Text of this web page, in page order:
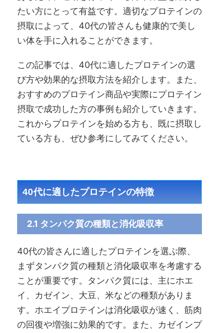
たい方にとって有益です。適切なプロテインの
摂取によって、40代の皆さんも健康的で美し
い体を手に入れることができます。
この記事では、40代に適したプロテインの選
び方や効果的な摂取方法を紹介します。また、
おすすめのプロテイン商品や実際にプロテイン
摂取で成功した方の事例も紹介していきます。
これからプロテインを始める方も、既に摂取し
ている方も、ぜひ参考にしてみてください。
40代に適したプロテインの特徴
2.1 タンパク質の種類と消化吸収率
40代の皆さんに適したプロテインを選ぶ際、
まずタンパク質の種類と消化吸収率を考慮する
ことが重要です。タンパク質には、主にホエ
イ、カゼイン、大豆、米などの種類がありま
す。ホエイプロテインは消化吸収が速く、筋肉
の回復や増強に効果的です。また、カゼインプ